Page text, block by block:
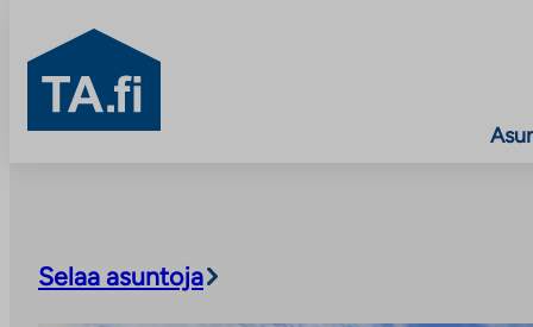
TA.fi
Selaa asuntoja